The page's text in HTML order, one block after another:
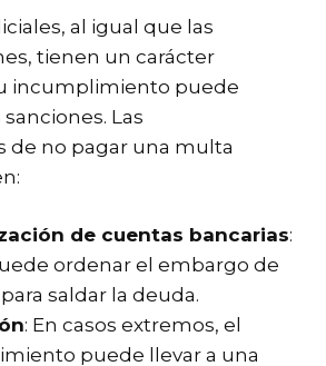
al igual que las
tienen un carácter
incumplimiento puede
Las
de no pagar una multa
de cuentas bancarias:
ordenar el embargo de
saldar la deuda.
: En casos extremos, el
puede llevar a una